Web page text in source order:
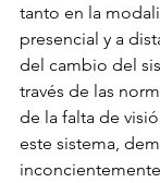
tanto en la
presencial y a
del cambio del
través de las
de la falta de
este sistema,